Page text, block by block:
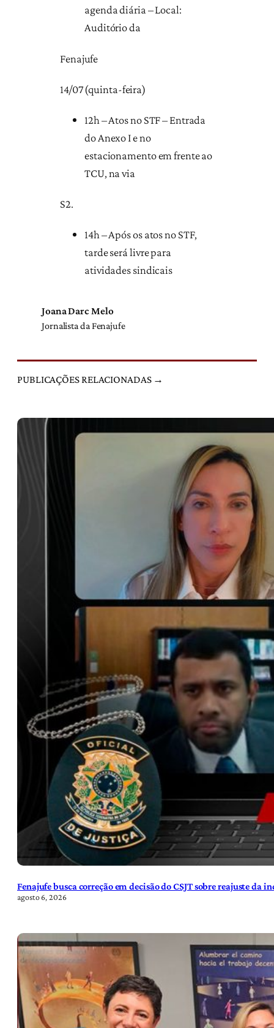
agenda diária – Local:
Auditório da
Fenajufe
14/07 (quinta-feira)
12h – Atos no STF – Entrada
do Anexo I e no
estacionamento em frente ao
TCU, na via
S2.
14h – Após os atos no STF,
tarde será livre para
atividades sindicais
Joana Darc Melo
Jornalista da Fenajufe
PUBLICAÇÕES RELACIONADAS →
Fenajufe busca correção em decisão do CSJT sobre reajuste da
agosto 6, 2026